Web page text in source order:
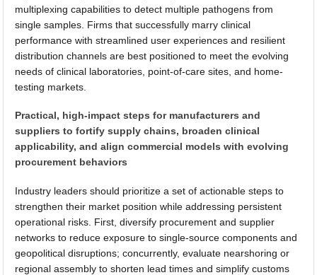
multiplexing capabilities to detect multiple pathogens from
single samples. Firms that successfully marry clinical
performance with streamlined user experiences and resilient
distribution channels are best positioned to meet the evolving
needs of clinical laboratories, point-of-care sites, and home-
testing markets.
Practical, high-impact steps for manufacturers and
suppliers to fortify supply chains, broaden clinical
applicability, and align commercial models with evolving
procurement behaviors
Industry leaders should prioritize a set of actionable steps to
strengthen their market position while addressing persistent
operational risks. First, diversify procurement and supplier
networks to reduce exposure to single-source components and
geopolitical disruptions; concurrently, evaluate nearshoring or
regional assembly to shorten lead times and simplify customs